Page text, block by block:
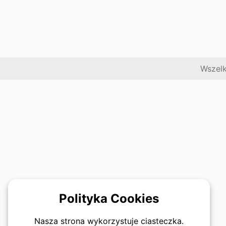
Polityka Cookies
Nasza strona wykorzystuje ciasteczka.